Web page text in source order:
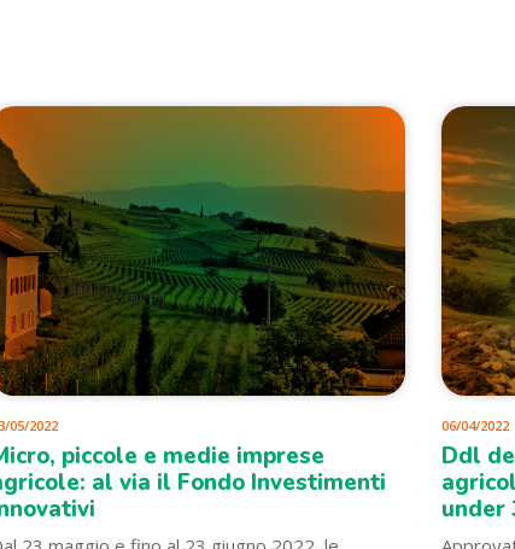
05/2022
piccole e medie imprese
al via il Fondo Investimenti
06/04/2022
Ddl
under